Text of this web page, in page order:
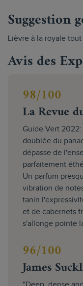
Suggestion
Lièvre à la royale
Avis des
98/100
La Revue
Guide Vert
doublée du
dépasse de
parfaitement
Un parfum
vibration de
tanin
et de cabernets
s'allonge pointe
96/100
James